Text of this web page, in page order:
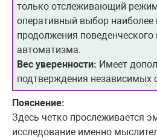
только отслеживающий
оперативный выбор наиболее
продолжения
автоматизма.
Вес уверенности: Имеет
подтверждения независимых
Пояснение:
Здесь четко прослеживается
исследование именно